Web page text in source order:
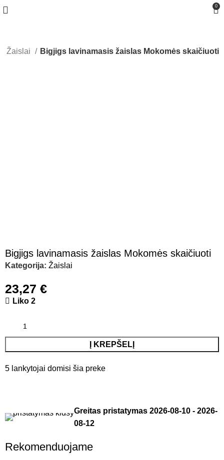
0
Žaislai Bigjigs lavinamasis žaislas Mokomės skaičiuoti
Bigjigs lavinamasis žaislas Mokomės skaičiuoti
Kategorija: Žaislai
23,27€
Liko 2
Į KREPŠELĮ
5 lankytojai domisi šia preke
Greitas pristatymas2026-08-10 -2026-
08-12
Rekomenduojame